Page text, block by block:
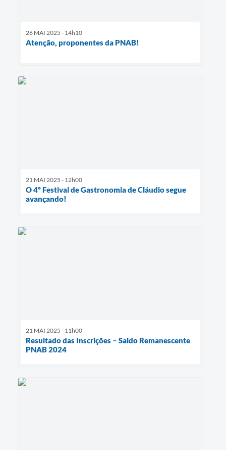
26 MAI 2025 - 14h10
Atenção, proponentes da PNAB!
21 MAI 2025 - 12h00
O 4º Festival de Gastronomia de Cláudio segue
avançando!
21 MAI 2025 - 11h00
Resultado das Inscrições – Saldo Remanescente
PNAB 2024